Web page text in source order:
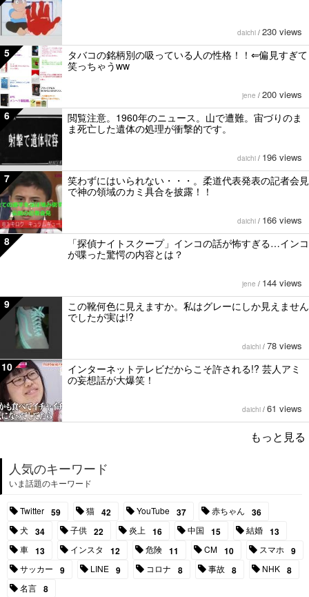
daichi / 230 views
5
タバコの銘柄別の吸っている人の性格！！⇐偏見すぎて
笑っちゃうww
jene / 200 views
6
閲覧注意。1960年のニュース。山で遭難。宙づりのま
ま死亡した遺体の処理が衝撃的です。
daichi / 196 views
7
笑わずにはいられない・・・。柔道代表発表の記者会見
で神の領域のカミ具合を披露！！
daichi / 166 views
8
「探偵ナイトスクープ」インコの話が怖すぎる…インコ
が喋った驚愕の内容とは？
jene / 144 views
9
この靴何色に見えますか。私はグレーにしか見えません
でしたが実は!?
daichi / 78 views
10
インターネットテレビだからこそ許される!? 芸人アミ
の妄想話が大爆笑！
daichi / 61 views
もっと見る
人気のキーワード
いま話題のキーワード
Twitter 59 猫 42 YouTube 37 赤ちゃん 36
犬 34 子供 22 炎上 16 中国 15 結婚 13
車 13 インスタ 12 危険 11 CM 10 スマホ 9
サッカー 9 LINE 9 コロナ 8 事故 8 NHK 8
名言 8